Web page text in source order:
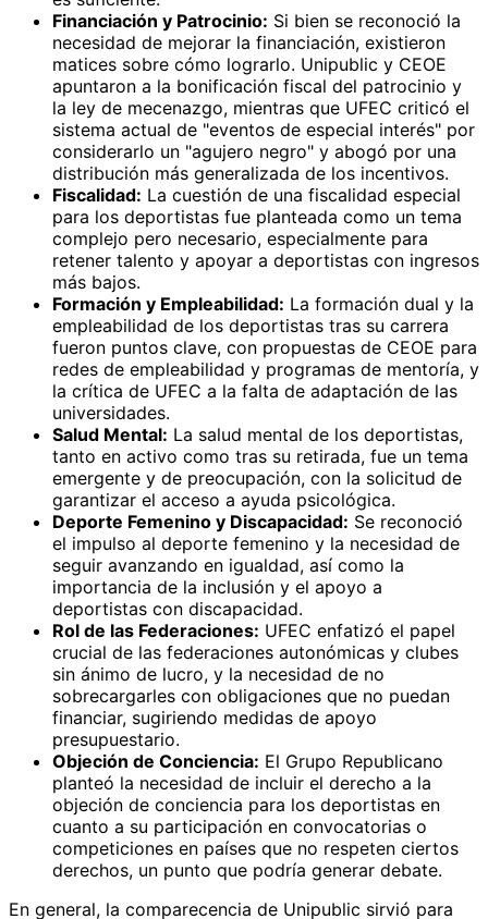
Financiación y Patrocinio: Si bien se reconoció la
necesidad de mejorar la financiación, existieron
matices sobre cómo lograrlo. Unipublic y CEOE
apuntaron a la bonificación fiscal del patrocinio y
la ley de mecenazgo, mientras que UFEC criticó el
sistema actual de "eventos de especial interés" por
considerarlo un "agujero negro" y abogó por una
distribución más generalizada de los incentivos.
Fiscalidad: La cuestión de una fiscalidad especial
para los deportistas fue planteada como un tema
complejo pero necesario, especialmente para
retener talento y apoyar a deportistas con ingresos
más bajos.
Formación y Empleabilidad: La formación dual y la
empleabilidad de los deportistas tras su carrera
fueron puntos clave, con propuestas de CEOE para
redes de empleabilidad y programas de mentoría, y
la crítica de UFEC a la falta de adaptación de las
universidades.
Salud Mental: La salud mental de los deportistas,
tanto en activo como tras su retirada, fue un tema
emergente y de preocupación, con la solicitud de
garantizar el acceso a ayuda psicológica.
Deporte Femenino y Discapacidad: Se reconoció
el impulso al deporte femenino y la necesidad de
seguir avanzando en igualdad, así como la
importancia de la inclusión y el apoyo a
deportistas con discapacidad.
Rol de las Federaciones: UFEC enfatizó el papel
crucial de las federaciones autonómicas y clubes
sin ánimo de lucro, y la necesidad de no
sobrecargarles con obligaciones que no puedan
financiar, sugiriendo medidas de apoyo
presupuestario.
Objeción de Conciencia: El Grupo Republicano
planteó la necesidad de incluir el derecho a la
objeción de conciencia para los deportistas en
cuanto a su participación en convocatorias o
competiciones en países que no respeten ciertos
derechos, un punto que podría generar debate.
En general, la comparecencia de Unipublic sirvió para